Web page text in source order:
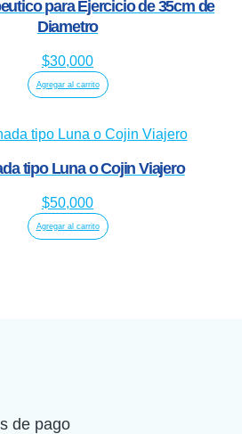
para Ejercicio de 35cm de
Diametro
$30,000
Agregar al carrito
tipo Luna o Cojin Viajero
$50,000
Agregar al carrito
de pago